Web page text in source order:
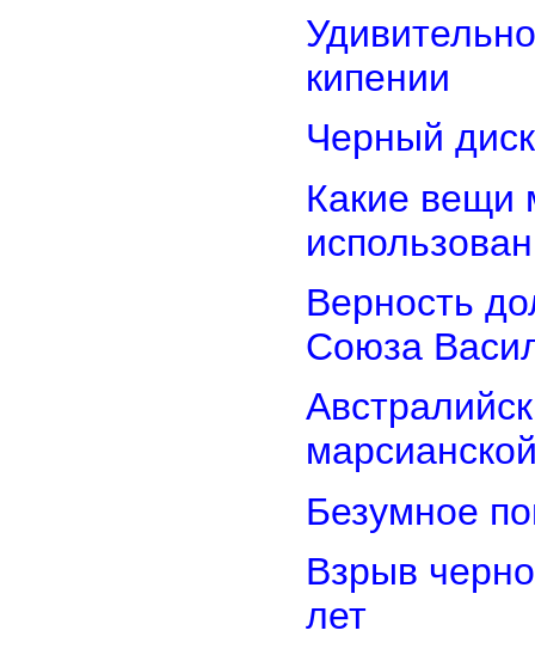
кипении
Черный
Какие вещи
Верность
Союза
Безумное
Взрыв
лет